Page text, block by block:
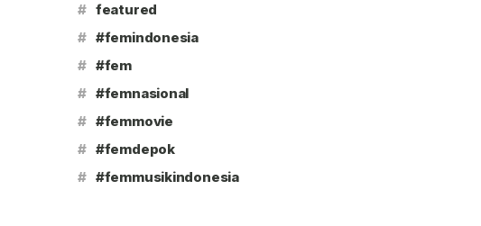
# featured
# #femindonesia
# #fem
# #femnasional
# #femmovie
# #femdepok
# #femmusikindonesia